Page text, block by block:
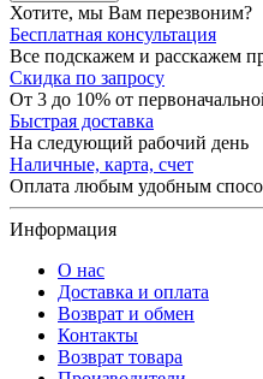
Хотите, мы Вам перезвоним?
Бесплатная консультация
Все подскажем и расскажем
Скидка по запросу
От 3 до 10% от
Быстрая доставка
На следующий рабочий день
Наличные, карта, счет
Оплата любым удобным
Информация
О нас
Доставка и оплата
Возврат и обмен
Контакты
Возврат товара